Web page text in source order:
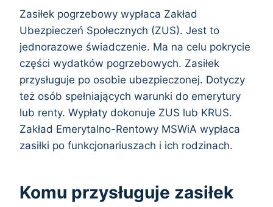
Zasiłek pogrzebowy wypłaca Zakład
Ubezpieczeń Społecznych (ZUS). Jest to
jednorazowe świadczenie. Ma na celu pokrycie
części wydatków pogrzebowych. Zasiłek
przysługuje po osobie ubezpieczonej. Dotyczy
też osób spełniających warunki do emerytury
lub renty. Wypłaty dokonuje ZUS lub KRUS.
Zakład Emerytalno-Rentowy MSWiA wypłaca
zasiłki po funkcjonariuszach i ich rodzinach.
Komu przysługuje zasiłek